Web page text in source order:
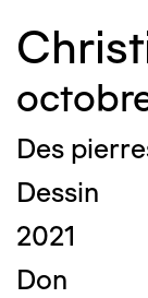
Des
Dessin
2021
Don